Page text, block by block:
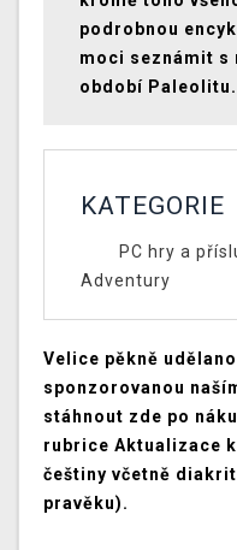
podrobnou
moci seznámit s
období Paleolitu.
KATEGORIE
PC hry a
Adventury
Velice pěkně
sponzorovanou
stáhnout zde po
rubrice Aktualizace
češtiny včetně
pravěku).